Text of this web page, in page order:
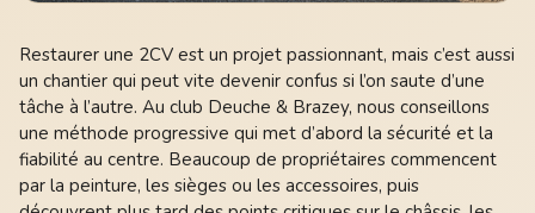
Restaurer une 2CV est un projet passionnant, mais c’est aussi
un chantier qui peut vite devenir confus si l’on saute d’une
tâche à l’autre. Au club Deuche & Brazey, nous conseillons
une méthode progressive qui met d’abord la sécurité et la
fiabilité au centre. Beaucoup de propriétaires commencent
par la peinture, les sièges ou les accessoires, puis